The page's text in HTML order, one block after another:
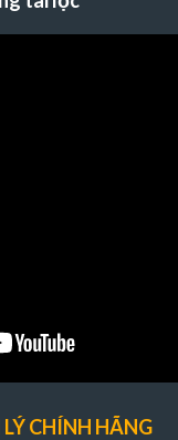
CHÍNH HÃNG